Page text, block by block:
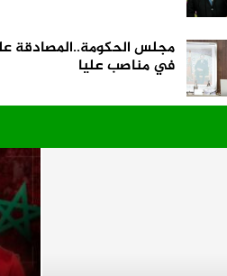
مجلس الحكومة..المصادقة
في مناصب عليا